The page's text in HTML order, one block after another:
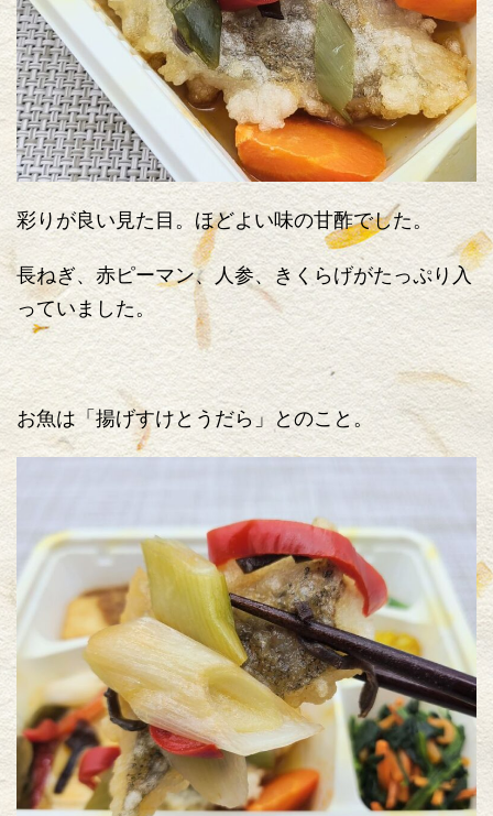
彩りが良い見た目。ほどよい味の甘酢でした。
長ねぎ、赤ピーマン、人参、きくらげがたっぷり入
っていました。
お魚は「揚げすけとうだら」とのこと。